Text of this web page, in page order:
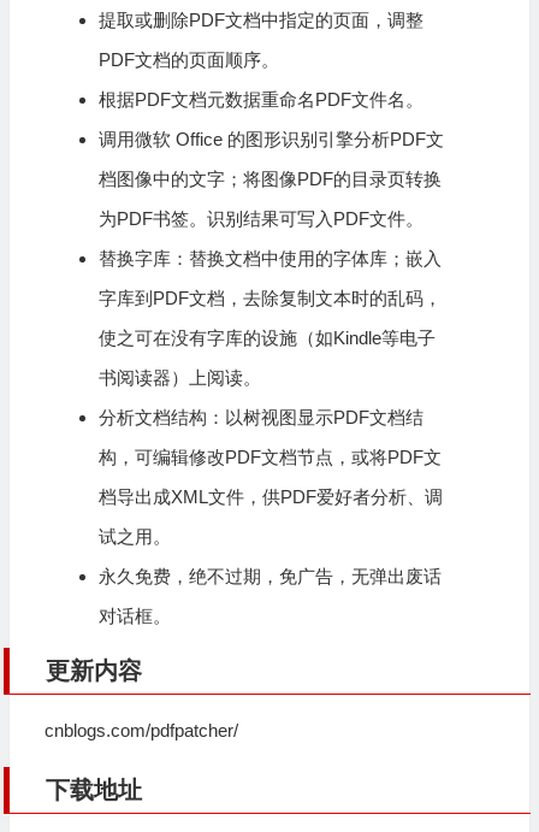
提取或删除PDF文档中指定的页面，调整
PDF文档的页面顺序。
根据PDF文档元数据重命名PDF文件名。
调用微软 Office 的图形识别引擎分析PDF文
档图像中的文字；将图像PDF的目录页转换
为PDF书签。识别结果可写入PDF文件。
替换字库：替换文档中使用的字体库；嵌入
字库到PDF文档，去除复制文本时的乱码，
使之可在没有字库的设施（如Kindle等电子
书阅读器）上阅读。
分析文档结构：以树视图显示PDF文档结
构，可编辑修改PDF文档节点，或将PDF文
档导出成XML文件，供PDF爱好者分析、调
试之用。
永久免费，绝不过期，免广告，无弹出废话
对话框。
更新内容
cnblogs.com/pdfpatcher/
下载地址